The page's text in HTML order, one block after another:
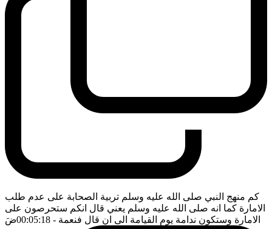
كم منهج النبي صلى الله عليه وسلم تربية الصحابة على عدم طلب
الامارة كما انه صلى الله عليه وسلم يعني قال انكم ستحرصون على
الامارة وستكون ندامة يوم القيامة الى ان قال فنعمة - 00:05:18 ضَ